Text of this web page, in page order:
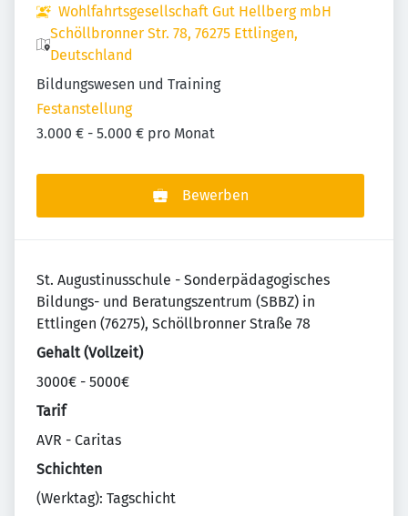
Wohlfahrtsgesellschaft Gut Hellberg mbH
Schöllbronner Str. 78, 76275 Ettlingen,
Deutschland
Bildungswesen und Training
Festanstellung
3.000 € - 5.000 € pro Monat
Bewerben
St. Augustinusschule - Sonderpädagogisches
Bildungs- und Beratungszentrum (SBBZ) in
Ettlingen (76275), Schöllbronner Straße 78
Gehalt (Vollzeit)
3000€ - 5000€
Tarif
AVR - Caritas
Schichten
(Werktag): Tagschicht